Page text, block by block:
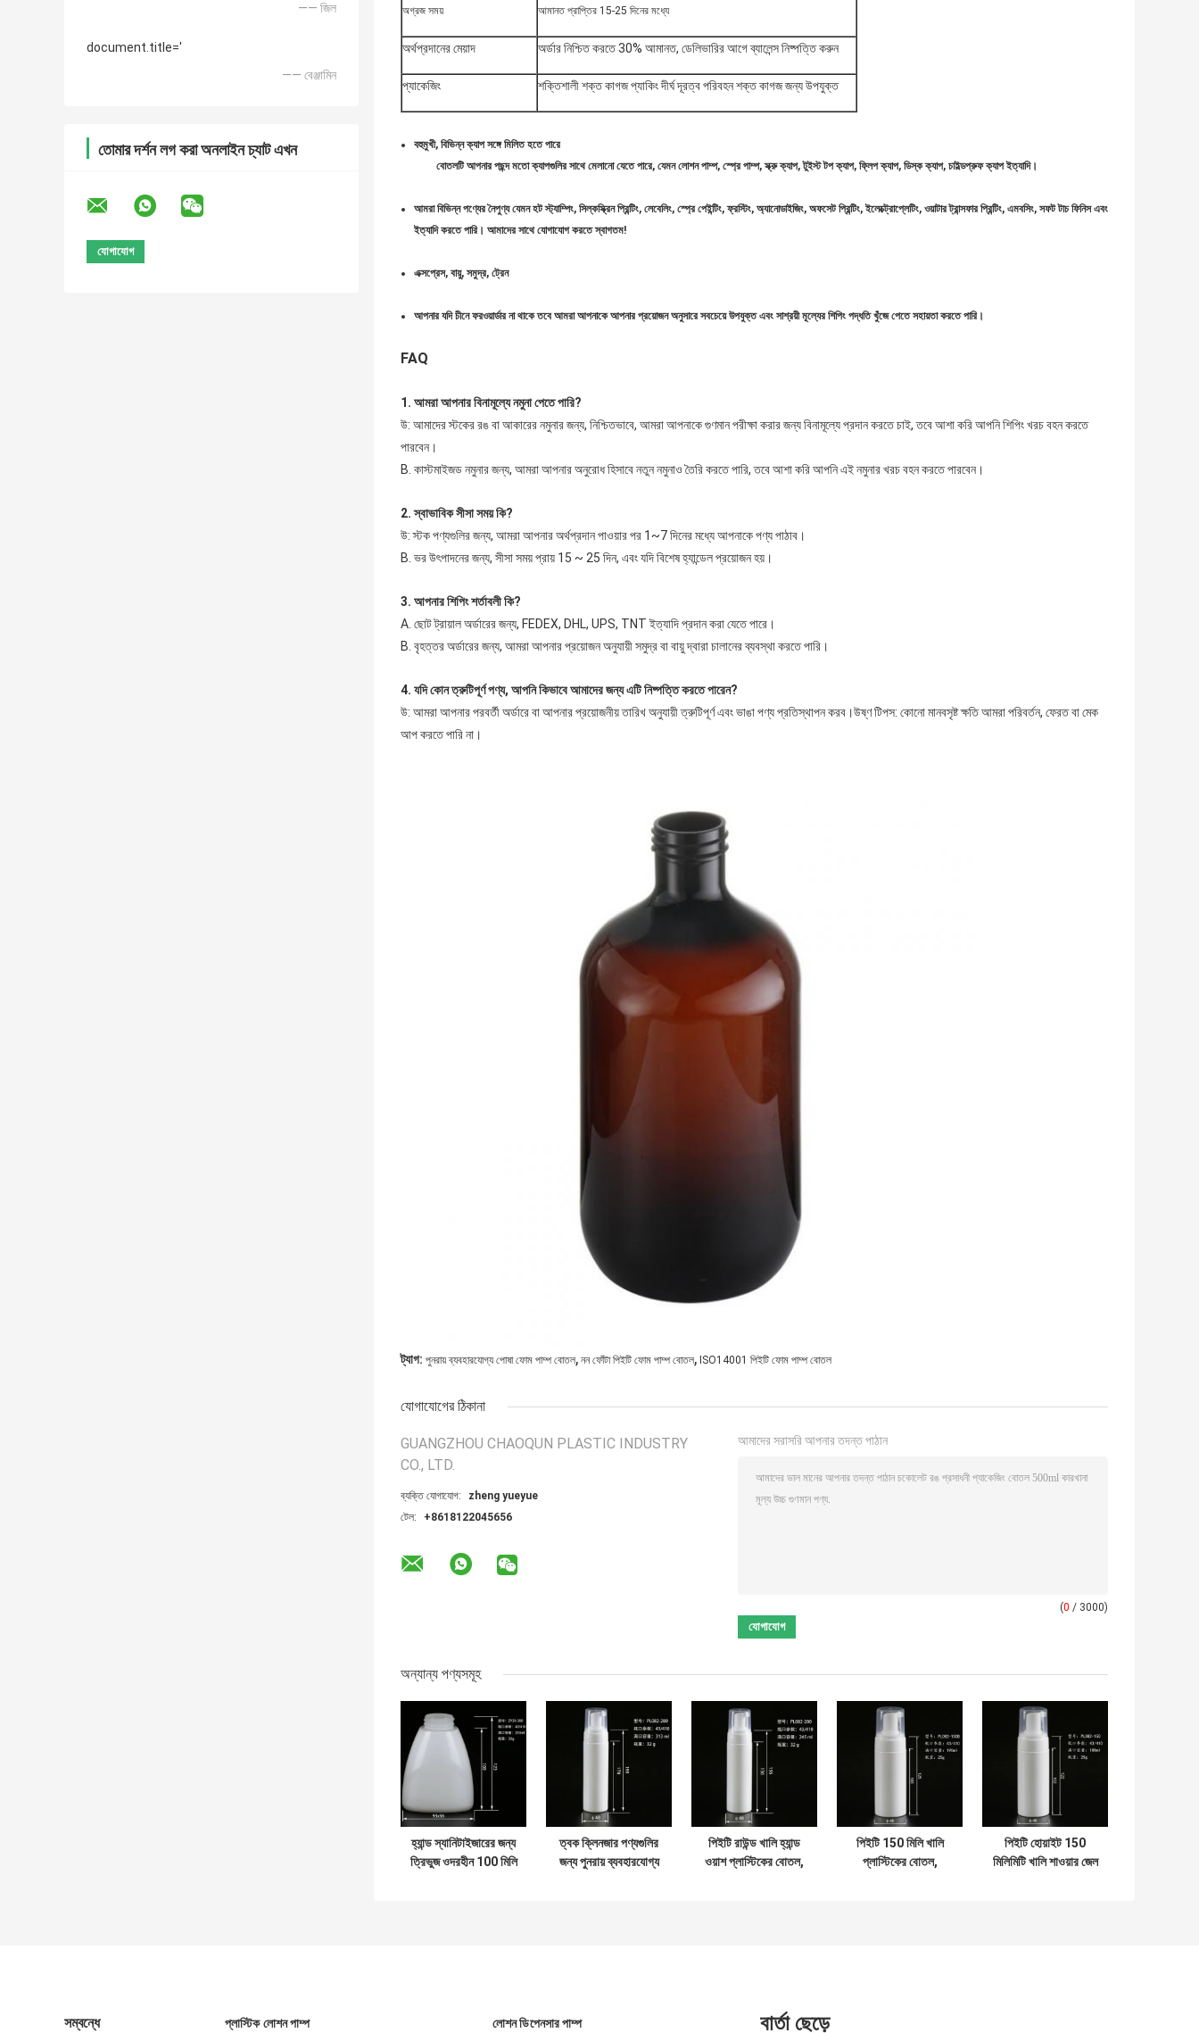
—— জিল
document.title='
—— বেঞ্জামিন
তোমার দর্শন লগ করা অনলাইন চ্যাট এখন
অগ্রজ সময় আমানত প্রাপ্তির 15-25 দিনের মধ্যে
অর্থপ্রদানের মেয়াদ অর্ডার নিশ্চিত করতে 30% আমানত, ডেলিভারির আগে ব্যালেন্স নিষ্পত্তি করুন
প্যাকেজিং শক্তিশালী শক্ত কাগজ প্যাকিং দীর্ঘ দূরত্ব পরিবহন শক্ত কাগজ জন্য উপযুক্ত
বহুমুখী, বিভিন্ন ক্যাপ সঙ্গে মিলিত হতে পারে
বোতলটি আপনার পছন্দ মতো ক্যাপগুলির সাথে মেলানো যেতে পারে, যেমন লোশন পাম্প, স্প্রে পাম্প, স্ক্রু ক্যাপ, টুইস্ট টপ ক্যাপ, ফ্লিপ ক্যাপ, ডিস্ক ক্যাপ, চাইল্ডপ্রুফ ক্যাপ ইত্যাদি।
আমরা বিভিন্ন পণ্যের নৈপুণ্য যেমন হট স্ট্যাম্পিং, সিল্কস্ক্রিন প্রিন্টিং, লেবেলিং, স্প্রে পেইন্টিং, ফ্রস্টিং, অ্যানোডাইজিং, অফসেট প্রিন্টিং, ইলেক্ট্রোপ্লেটিং, ওয়াটার ট্রান্সফার প্রিন্টিং, এমবসিং, সফট টাচ ফিনিস এবং
ইত্যাদি করতে পারি। আমাদের সাথে যোগাযোগ করতে স্বাগতম!
এক্সপ্রেস, বায়ু, সমুদ্র, ট্রেন
আপনার যদি চীনে ফরওয়ার্ডার না থাকে তবে আমরা আপনাকে আপনার প্রয়োজন অনুসারে সবচেয়ে উপযুক্ত এবং সাশ্রয়ী মূল্যের শিপিং পদ্ধতি খুঁজে পেতে সহায়তা করতে পারি।
FAQ
1. আমরা আপনার বিনামূল্যে নমুনা পেতে পারি?
উ: আমাদের স্টকের রঙ বা আকারের নমুনার জন্য, নিশ্চিতভাবে, আমরা আপনাকে গুণমান পরীক্ষা করার জন্য বিনামূল্যে প্রদান করতে চাই, তবে আশা করি আপনি শিপিং খরচ বহন করতে
পারবেন।
B. কাস্টমাইজড নমুনার জন্য, আমরা আপনার অনুরোধ হিসাবে নতুন নমুনাও তৈরি করতে পারি, তবে আশা করি আপনি এই নমুনার খরচ বহন করতে পারবেন।
2. স্বাভাবিক সীসা সময় কি?
উ: স্টক পণ্যগুলির জন্য, আমরা আপনার অর্থপ্রদান পাওয়ার পর 1~7 দিনের মধ্যে আপনাকে পণ্য পাঠাব।
B. ভর উৎপাদনের জন্য, সীসা সময় প্রায় 15 ~ 25 দিন, এবং যদি বিশেষ হ্যান্ডেল প্রয়োজন হয়।
3. আপনার শিপিং শর্তাবলী কি?
A. ছোট ট্রায়াল অর্ডারের জন্য, FEDEX, DHL, UPS, TNT ইত্যাদি প্রদান করা যেতে পারে।
B. বৃহত্তর অর্ডারের জন্য, আমরা আপনার প্রয়োজন অনুযায়ী সমুদ্র বা বায়ু দ্বারা চালানের ব্যবস্থা করতে পারি।
4. যদি কোন ত্রুটিপূর্ণ পণ্য, আপনি কিভাবে আমাদের জন্য এটি নিষ্পত্তি করতে পারেন?
উ: আমরা আপনার পরবর্তী অর্ডারে বা আপনার প্রয়োজনীয় তারিখ অনুযায়ী ত্রুটিপূর্ণ এবং ভাঙা পণ্য প্রতিস্থাপন করব।উষ্ণ টিপস: কোনো মানবসৃষ্ট ক্ষতি আমরা পরিবর্তন, ফেরত বা মেক
আপ করতে পারি না।
ট্যাগ: পুনরায় ব্যবহারযোগ্য পোষা ফোম পাম্প বোতল, নন ফোঁটা পিইটি ফোম পাম্প বোতল, ISO14001 পিইটি ফোম পাম্প বোতল
যোগাযোগের ঠিকানা
GUANGZHOU CHAOQUN PLASTIC INDUSTRY
CO., LTD.
ব্যক্তি যোগাযোগ:
zheng yueyue
টেল:
+8618122045656
আমাদের সরাসরি আপনার তদন্ত পাঠান
(0 / 3000)
অন্যান্য পণ্যসমূহ
হ্যান্ড স্যানিটাইজারের জন্য
ত্রিভুজ ওদরহীন 100 মিলি
ত্বক ক্লিনজার পণ্যগুলির
জন্য পুনরায় ব্যবহারযোগ্য
পিইটি রাউন্ড খালি হ্যান্ড
ওয়াশ প্লাস্টিকের বোতল,
পিইটি 150 মিলি খালি
প্লাস্টিকের বোতল,
পিইটি হোয়াইট 150
মিলিমিটি খালি শাওয়ার জেল
সম্বন্ধে প্লাস্টিক লোশন পাম্প লোশন ডিপেনসার পাম্প বার্তা ছেড়ে